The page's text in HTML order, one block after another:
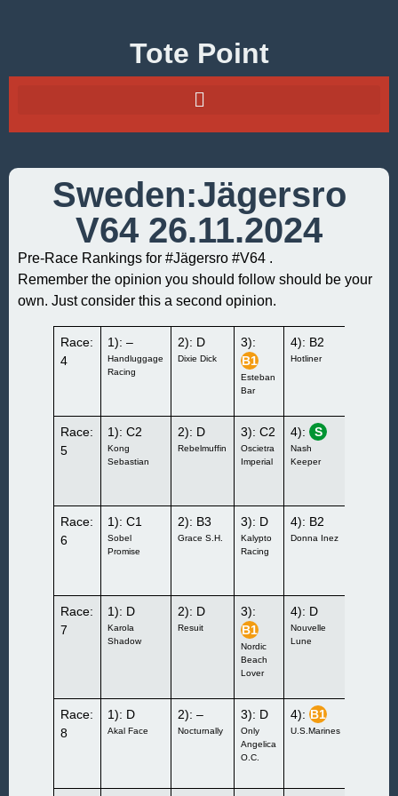
Tote Point
Sweden:Jägersro
V64 26.11.2024
Pre-Race Rankings for #Jägersro #V64 .
Remember the opinion you should follow should be your
own. Just consider this a second opinion.
Race:
4
1): –
Handluggage
Racing
2): D
Dixie Dick
3):
B1
Esteban
Bar
4): B2
Hotliner
Race:
5
1): C2
Kong
Sebastian
2): D
Rebelmuffin
3): C2
Oscietra
Imperial
4): S
Nash
Keeper
Race:
6
1): C1
Sobel
Promise
2): B3
Grace S.H.
3): D
Kalypto
Racing
4): B2
Donna Inez
Race:
7
1): D
Karola
Shadow
2): D
Resuit
3):
B1
Nordic
Beach
Lover
4): D
Nouvelle
Lune
Race:
8
1): D
Akal Face
2): –
Nocturnally
3): D
Only
Angelica
O.C.
4):B1
U.S.Marines